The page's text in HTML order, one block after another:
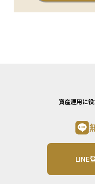
資産運用に
LINE